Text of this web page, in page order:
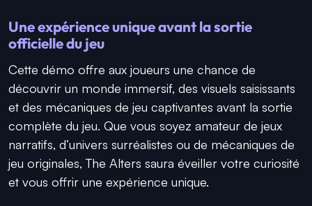
Une expérience unique avant la sortie
officielle du jeu
Cette démo offre aux joueurs une chance de
découvrir un monde immersif, des visuels saisissants
et des mécaniques de jeu captivantes avant la sortie
complète du jeu. Que vous soyez amateur de jeux
narratifs, d’univers surréalistes ou de mécaniques de
jeu originales,The Alters saura éveiller votre curiosité
et vous offrir une expérience unique.